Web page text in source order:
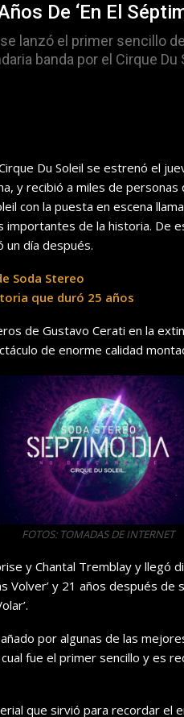
De ‘En El
lanzó el primer sencillo
banda por el Cirque Du
Du Soleil se estrenó el
y recibió a miles de
con la puesta en escena
importantes de la historia. De
un día después.
Soda Stereo
que duró 25 años
de Gustavo Cerati en la
de enorme calidad
FOTOS: TOMADAS DE INTERNET
y Chantal Tremblay y llegó
Volver’ y 21 años después de
por algunas de las
cual fue el primer sencillo y es
que sirvió para recordar el